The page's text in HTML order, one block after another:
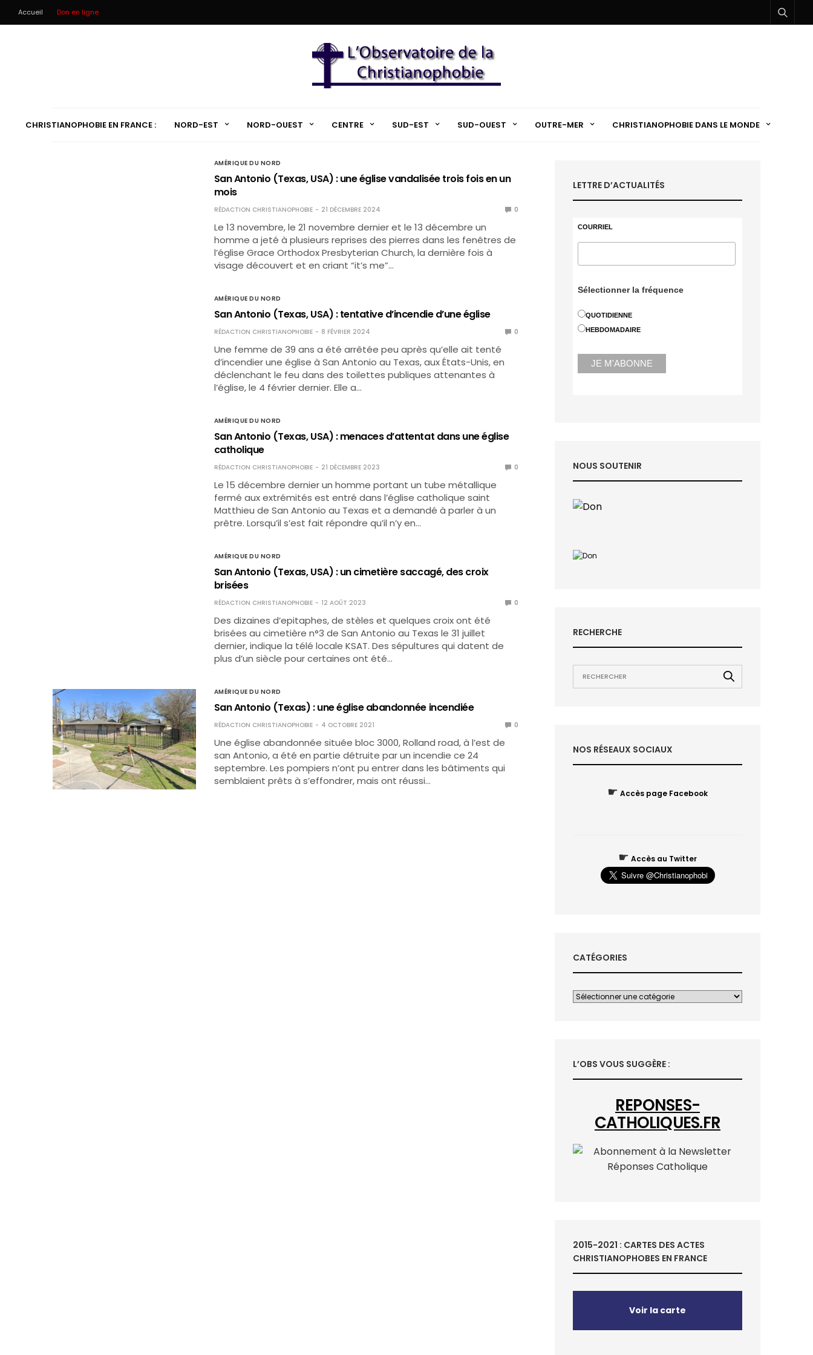
Accueil Don en ligne
CHRISTIANOPHOBIE EN FRANCE : NORD-EST NORD-OUEST CENTRE SUD-EST SUD-OUEST OUTRE-MER CHRISTIANOPHOBIE DANS LE MONDE
AMÉRIQUE DU NORD
San Antonio (Texas, USA) : une église vandalisée trois fois en un
mois
RÉDACTION CHRISTIANOPHOBIE 21 DÉCEMBRE 2024 0
Le 13 novembre, le 21 novembre dernier et le 13 décembre un
homme a jeté à plusieurs reprises des pierres dans les fenêtres de
l’église Grace Orthodox Presbyterian Church, la dernière fois à
visage découvert et en criant “it’s me”…
AMÉRIQUE DU NORD
San Antonio (Texas, USA) : tentative d’incendie d’une église
RÉDACTION CHRISTIANOPHOBIE 8 FÉVRIER 2024 0
Une femme de 39 ans a été arrêtée peu après qu’elle ait tenté
d’incendier une église à San Antonio au Texas, aux États-Unis, en
déclenchant le feu dans des toilettes publiques attenantes à
l’église, le 4 février dernier. Elle a…
AMÉRIQUE DU NORD
San Antonio (Texas, USA) : menaces d’attentat dans une église
catholique
RÉDACTION CHRISTIANOPHOBIE 21 DÉCEMBRE 2023 0
Le 15 décembre dernier un homme portant un tube métallique
fermé aux extrémités est entré dans l’église catholique saint
Matthieu de San Antonio au Texas et a demandé à parler à un
prêtre. Lorsqu’il s’est fait répondre qu’il n’y en…
AMÉRIQUE DU NORD
San Antonio (Texas, USA) : un cimetière saccagé, des croix
brisées
RÉDACTION CHRISTIANOPHOBIE 12 AOÛT 2023 0
Des dizaines d’epitaphes, de stèles et quelques croix ont été
brisées au cimetière n°3 de San Antonio au Texas le 31 juillet
dernier, indique la télé locale KSAT. Des sépultures qui datent de
plus d’un siècle pour certaines ont été…
AMÉRIQUE DU NORD
San Antonio (Texas) : une église abandonnée incendiée
RÉDACTION CHRISTIANOPHOBIE 4 OCTOBRE 2021 0
Une église abandonnée située bloc 3000, Rolland road, à l’est de
san Antonio, a été en partie détruite par un incendie ce 24
septembre. Les pompiers n’ont pu entrer dans les bâtiments qui
semblaient prêts à s’effondrer, mais ont réussi…
LETTRE D’ACTUALITÉS
COURRIEL
Sélectionner la fréquence
QUOTIDIENNE
HEBDOMADAIRE
NOUS SOUTENIR
RECHERCHE
NOS RÉSEAUX SOCIAUX
☛ Accès page Facebook
☛ Accès au Twitter
CATÉGORIES
L’OBS VOUS SUGGÈRE :
REPONSES-
CATHOLIQUES.FR
2015-2021 : CARTES DES ACTES
CHRISTIANOPHOBES EN FRANCE
Voir la carte